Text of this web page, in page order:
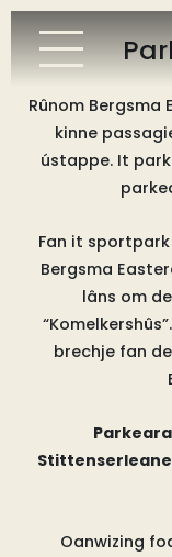
Rûnom Bergsma
kinne
ústappe. It
Fan it
Bergsma
lâns om
brechje fan
Stittenserleane
Oanwizing